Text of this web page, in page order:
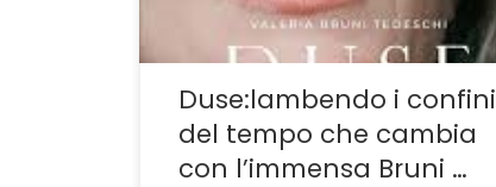
dei registi della generazione, ormai […]
Duse:lambendo i confini
del tempo che cambia
con l’immensa Bruni …